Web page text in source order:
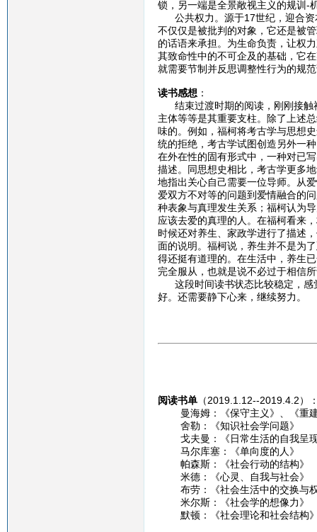
锁，另一端是全景敞视主义的规训-
公共权力。源于17世纪，迎合资
不仅仅是被批判的对象，它还是被
的话语来承担。为生命负责，让权
其致命性中的不可企及的基础，它
就需要节制并反思调整性行为的规
读书感想 ：
结束过渡时期的阅读，刚刚接触
主体等等是其重要支柱。除了上述
味的。例如，福柯将考古学与思想
统的拒绝，考古学试图创造另外一
在外在性的固有形式中，一种对已
描述。同思想史相比，考古学更多
地指出关心自己需要一位导师。从
爱双方不对等的问题到爱情融合的
种表象与真理发生关系；福柯认为
应该去爱的真理的人。在福柯看来
时候还对养生、家政学进行了描述
面的说明。福柯说，养生并不是为
得还挺有道理的。在生活中，养生
完全服从，也就是说不必过于相信
这段时间读书状态比较稳定，感
好。还需要静下心来，继续努力。
阅读书单（2019.1.12--2019.4.2）
曼海姆：《保守主义》、《重建
舍勒：《知识社会学问题》
戈夫曼：《日常生活的自我呈
马尔库塞：《单向度的人》
帕森斯：《社会行动的结构》
米德：《心灵、自我与社会》
布劳：《社会生活中的交换与
米尔斯：《社会学的想像力》
默顿：《社会理论和社会结构